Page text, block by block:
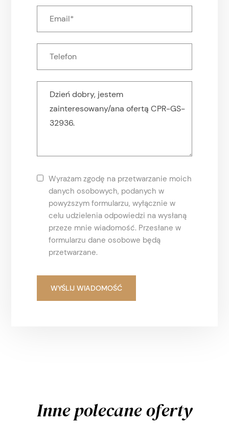
Wyrażam zgodę na przetwarzanie moich
danych osobowych, podanych w
powyższym formularzu, wyłącznie w
celu udzielenia odpowiedzi na wysłaną
przeze mnie wiadomość. Przesłane w
formularzu dane osobowe będą
przetwarzane.
Inne polecane oferty